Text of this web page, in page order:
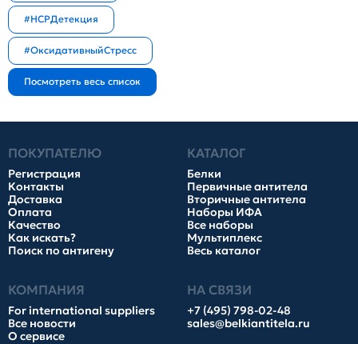
#HCPДетекция
#ОксидативныйСтресс
ПОКУПАТЕЛЮ
Регистрация
Контакты
Доставка
Оплата
Качество
Как искать?
Поиск по антигену
КАТАЛОГ
Белки
Первичные антитела
Вторичные антитела
Наборы ИФА
Все наборы
Мультиплекс
Весь каталог
КОМПАНИЯ
For international suppliers
Все новости
О сервисе
НА СВЯЗИ
+7 (495) 798-02-48
sales@belkiantitela.ru